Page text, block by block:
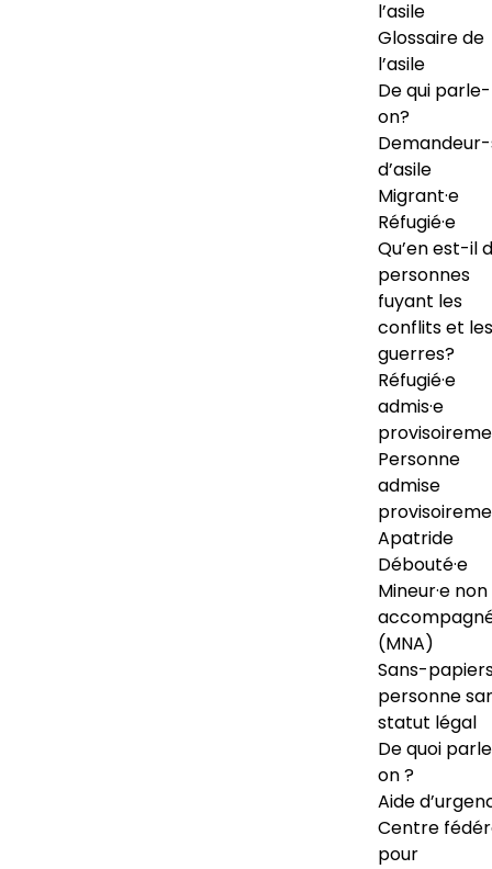
l’asile
Glossaire de
l’asile
De qui
on?
d’asile
Migrant·e
Réfugié·e
Qu’en est-il
personnes
fuyant les
conflits et les
guerres?
Réfugié·e
admis·e
Personne
admise
Apatride
Débouté·e
Mineur·e non
(MNA)
Sans-
personne
statut légal
De quoi
on ?
Aide
Centre
pour